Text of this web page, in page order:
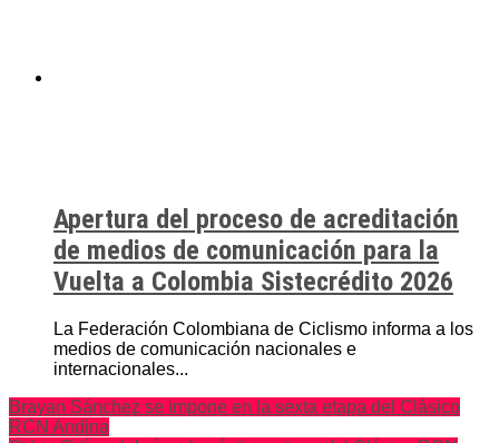
Apertura del proceso de acreditación
de medios de comunicación para la
Vuelta a Colombia Sistecrédito 2026
La Federación Colombiana de Ciclismo informa a los
medios de comunicación nacionales e
internacionales...
Brayan Sánchez se impone en la sexta etapa del Clásico
RCN Andina